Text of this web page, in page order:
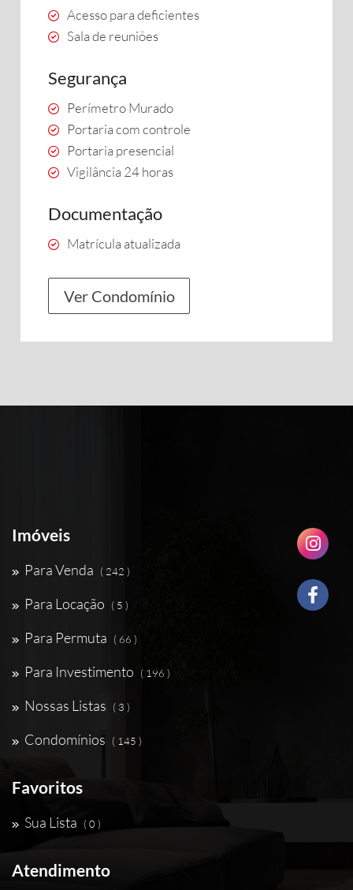
Acesso para deficientes
Sala de reuniões
Segurança
Perímetro Murado
Portaria com controle
Portaria presencial
Vigilância 24 horas
Documentação
Matrícula atualizada
Ver Condomínio
Imóveis
Para Venda ( 242 )
Para Locação ( 5 )
Para Permuta ( 66 )
Para Investimento ( 196 )
Nossas Listas ( 3 )
Condomínios ( 145 )
Favoritos
Sua Lista ( 0 )
Atendimento